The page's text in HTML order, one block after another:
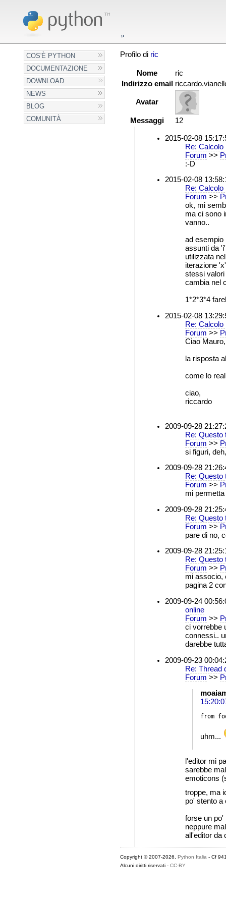
COS'È PYTHON
DOCUMENTAZIONE
DOWNLOAD
NEWS
BLOG
COMUNITÀ
Profilo di ric
Nome
ric
Indirizzo email
Avatar
Messaggi 12
2015-02-08
Re: Calcolo
Forum >>
:-D
2015-02-08
Re: Calcolo
Forum >>
ok, mi
ma ci sono
vanno..
ad esempio
assunti da
utilizzata
iterazione
stessi valori
cambia nel
1*2*3*4
2015-02-08
Re: Calcolo
Forum >>
Ciao Mauro,
la risposta
come lo
ciao,
riccardo
2009-09-28
Re: Questo
Forum >>
si figuri,
2009-09-28
Re: Questo
Forum >>
mi
2009-09-28
Re: Questo
Forum >>
pare di no,
2009-09-28
Re: Questo
Forum >>
mi associo,
pagina 2
2009-09-24
online
Forum >>
ci vorrebbe
connessi..
darebbe
2009-09-23
Re: Thread
Forum >>
from
uhm...
l'editor mi
sarebbe
emoticons
troppe, ma
po' stento a
forse un po'
neppure
all'editor da
Copyright © 2007-2026, Python Italia - Cf
Alcuni diritti riservati - CC-BY